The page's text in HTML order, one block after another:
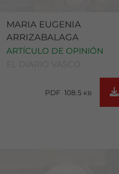
MARIA EUGENIA
ARRIZABALAGA
ARTÍCULO DE OPINIÓN
PDF 108.5 KB